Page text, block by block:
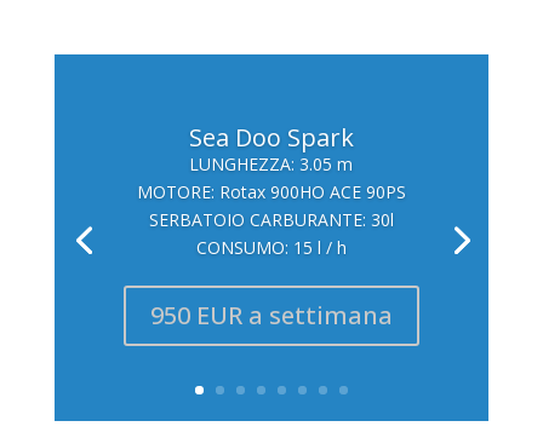
Sea Doo Spark
LUNGHEZZA: 3.05 m
MOTORE: Rotax 900HO ACE 90PS
SERBATOIO CARBURANTE: 30l
CONSUMO: 15 l / h
950 EUR a settimana